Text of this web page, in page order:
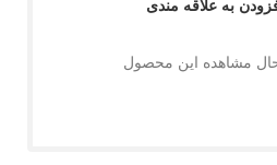
به علاقه مندی
مشاهده این محصول